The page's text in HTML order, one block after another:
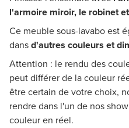
l'armoire miroir, le robinet
Ce meuble sous-lavabo est
dansd'autres couleurs et
Attention : le rendu des
peut différer de la couleur
être certain de votre choix,
rendre dans l'un de nos
couleur en réel.